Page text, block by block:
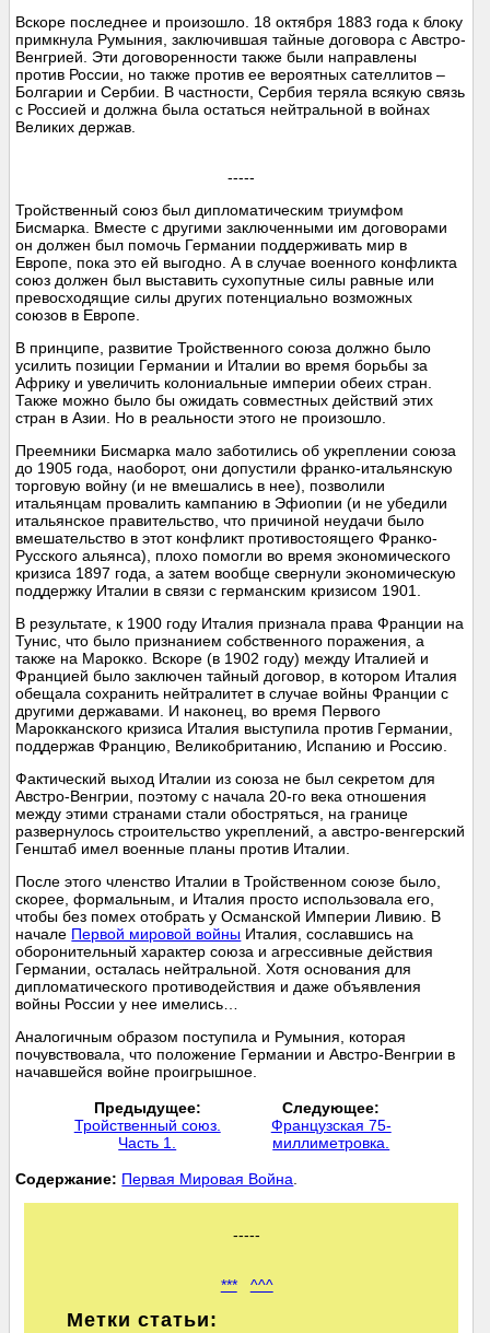
Вскоре последнее и произошло. 18 октября 1883 года к блоку
примкнула Румыния, заключившая тайные договора с Австро-
Венгрией. Эти договоренности также были направлены
против России, но также против ее вероятных сателлитов –
Болгарии и Сербии. В частности, Сербия теряла всякую связь
с Россией и должна была остаться нейтральной в войнах
Великих держав.
-----
Тройственный союз был дипломатическим триумфом
Бисмарка. Вместе с другими заключенными им договорами
он должен был помочь Германии поддерживать мир в
Европе, пока это ей выгодно. А в случае военного конфликта
союз должен был выставить сухопутные силы равные или
превосходящие силы других потенциально возможных
союзов в Европе.
В принципе, развитие Тройственного союза должно было
усилить позиции Германии и Италии во время борьбы за
Африку и увеличить колониальные империи обеих стран.
Также можно было бы ожидать совместных действий этих
стран в Азии. Но в реальности этого не произошло.
Преемники Бисмарка мало заботились об укреплении союза
до 1905 года, наоборот, они допустили франко-итальянскую
торговую войну (и не вмешались в нее), позволили
итальянцам провалить кампанию в Эфиопии (и не убедили
итальянское правительство, что причиной неудачи было
вмешательство в этот конфликт противостоящего Франко-
Русского альянса), плохо помогли во время экономического
кризиса 1897 года, а затем вообще свернули экономическую
поддержку Италии в связи с германским кризисом 1901.
В результате, к 1900 году Италия признала права Франции на
Тунис, что было признанием собственного поражения, а
также на Марокко. Вскоре (в 1902 году) между Италией и
Францией было заключен тайный договор, в котором Италия
обещала сохранить нейтралитет в случае войны Франции с
другими державами. И наконец, во время Первого
Марокканского кризиса Италия выступила против Германии,
поддержав Францию, Великобританию, Испанию и Россию.
Фактический выход Италии из союза не был секретом для
Австро-Венгрии, поэтому с начала 20-го века отношения
между этими странами стали обостряться, на границе
развернулось строительство укреплений, а австро-венгерский
Генштаб имел военные планы против Италии.
После этого членство Италии в Тройственном союзе было,
скорее, формальным, и Италия просто использовала его,
чтобы без помех отобрать у Османской Империи Ливию. В
начале Первой мировой войны Италия, сославшись на
оборонительный характер союза и агрессивные действия
Германии, осталась нейтральной. Хотя основания для
дипломатического противодействия и даже объявления
войны России у нее имелись…
Аналогичным образом поступила и Румыния, которая
почувствовала, что положение Германии и Австро-Венгрии в
начавшейся войне проигрышное.
Предыдущее:
Тройственный союз.
Часть 1.
Следующее:
Французская 75-
миллиметровка.
Cодержание: Первая Мировая Война
-----
*** ^^^
Метки статьи: